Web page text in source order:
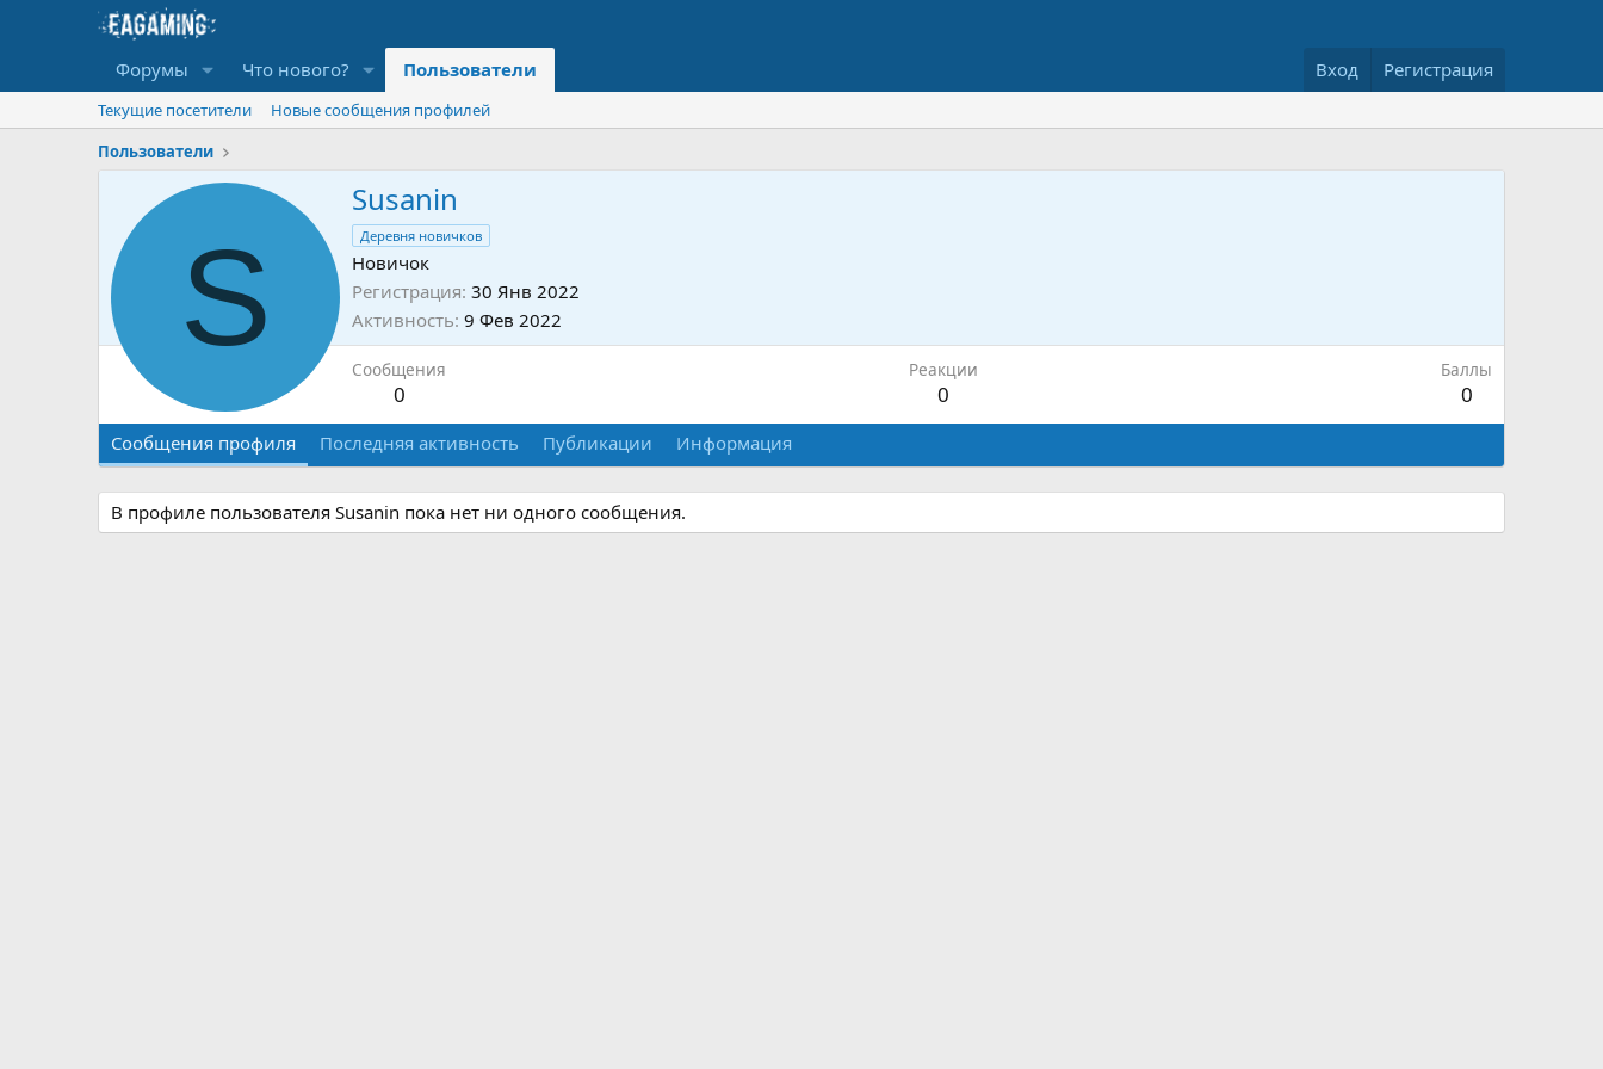
Форумы Что нового? Пользователи Вход Регистрация
Текущие посетители
Новые сообщения профилей
Пользователи
S
Susanin
Деревня новичков
Новичок
Регистрация 30 Янв 2022
Активность 9 Фев 2022
Сообщения
0
Реакции
0
Баллы
0
Сообщения профиля Последняя активность Публикации Информация
В профиле пользователя Susanin пока нет ни одного сообщения.